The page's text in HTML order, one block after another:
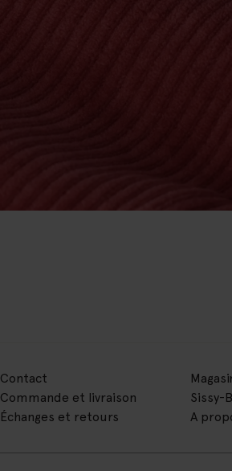
Contact
Commande et livraison
Échanges et retours
Sissy-
A